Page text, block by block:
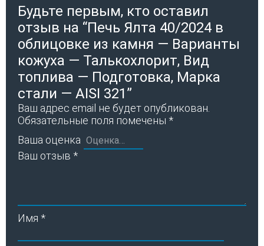
Будьте первым, кто оставил
отзыв на “Печь Ялта 40/2024 в
облицовке из камня — Варианты
кожуха — Талькохлорит, Вид
топлива — Подготовка, Марка
стали — AISI 321”
Ваш адрес email не будет опубликован.
Обязательные поля помечены *
Ваша оценка
Ваш отзыв *
Имя *